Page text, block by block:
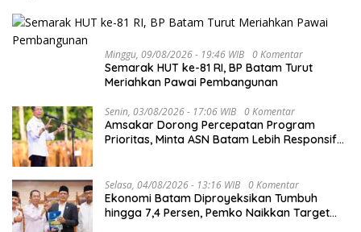
Minggu, 09/08/2026 - 19:46 WIB 0 Komentar
Semarak HUT ke-81 RI, BP Batam Turut
Meriahkan Pawai Pembangunan
Senin, 03/08/2026 - 17:06 WIB 0 Komentar
Amsakar Dorong Percepatan Program
Prioritas, Minta ASN Batam Lebih Responsif
Selasa, 04/08/2026 - 13:16 WIB 0 Komentar
Ekonomi Batam Diproyeksikan Tumbuh
hingga 7,4 Persen, Pemko Naikkan Target